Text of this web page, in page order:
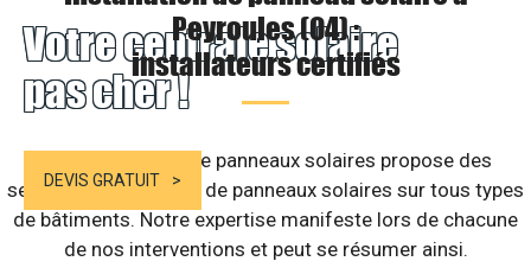
Votre centrale solaire
pas cher !
DEVIS GRATUIT
Peyroules (04) :
installateurs certifiés
Notre entreprise de panneaux solaires propose des
services d’installation de panneaux solaires sur tous types
de bâtiments. Notre expertise manifeste lors de chacune
de nos interventions et peut se résumer ainsi.